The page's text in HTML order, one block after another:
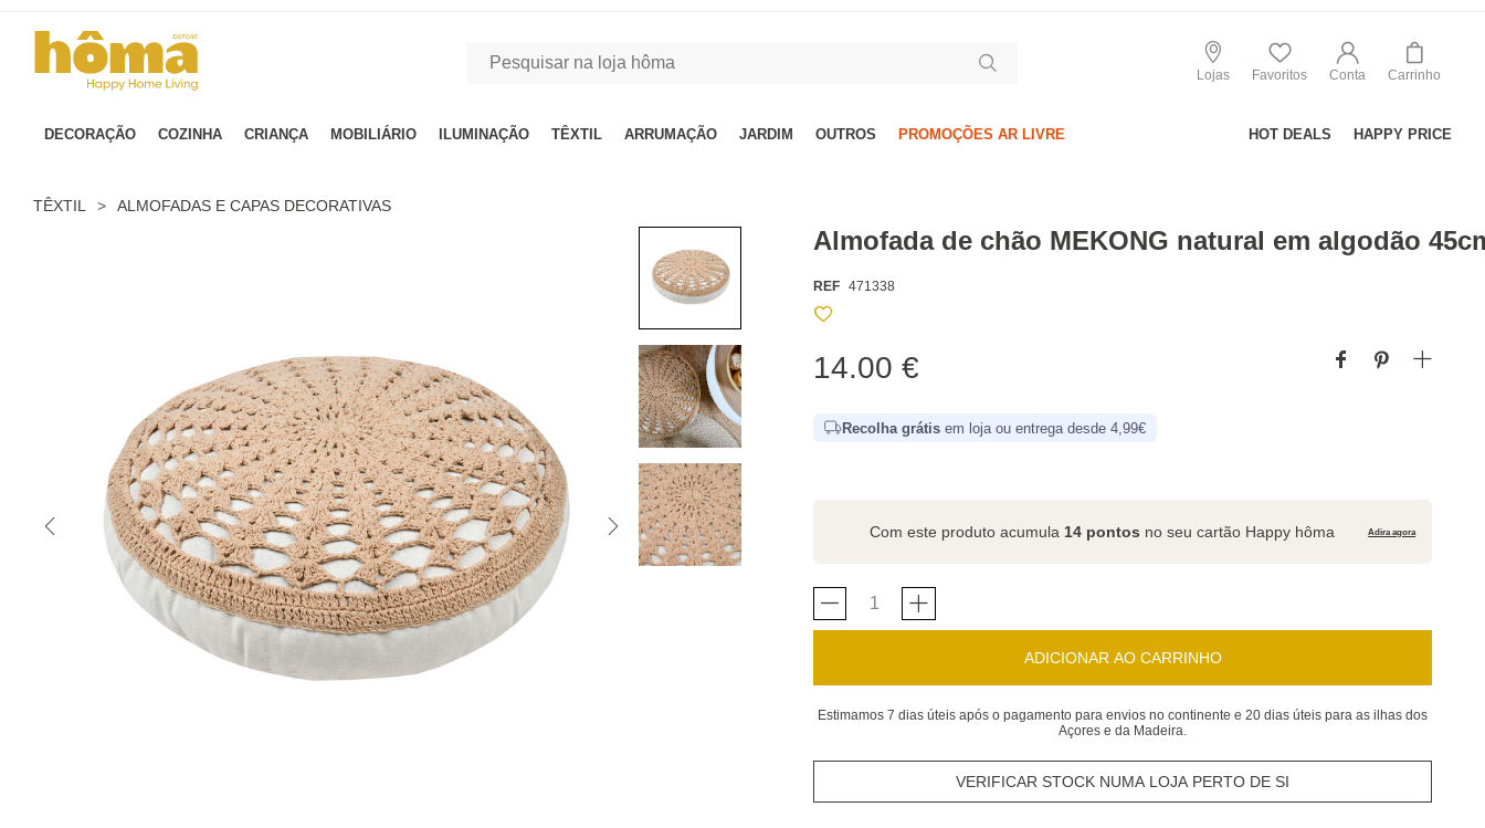
Lojas Favoritos Conta Carrinho
DECORAÇÃO COZINHA CRIANÇA MOBILIÁRIO ILUMINAÇÃO TÊXTIL ARRUMAÇÃO JARDIM OUTROS PROMOÇÕES AR LIVRE HOT DEALS HAPPY PRICE
TÊXTIL > ALMOFADAS E CAPAS DECORATIVAS
Almofada de chão MEKONG natural em algodão
REF 471338
14.00 €
Recolha grátis em loja ou entrega desde 4,99€
Com este produto acumula 14 pontos no seu cartão Happy hôma Adira agora
ADICIONAR AO CARRINHO
Estimamos 7 dias úteis após o pagamento para envios no continente e 20 dias úteis para as ilhas dos
Açores e da Madeira.
VERIFICAR STOCK NUMA LOJA PERTO DE SI